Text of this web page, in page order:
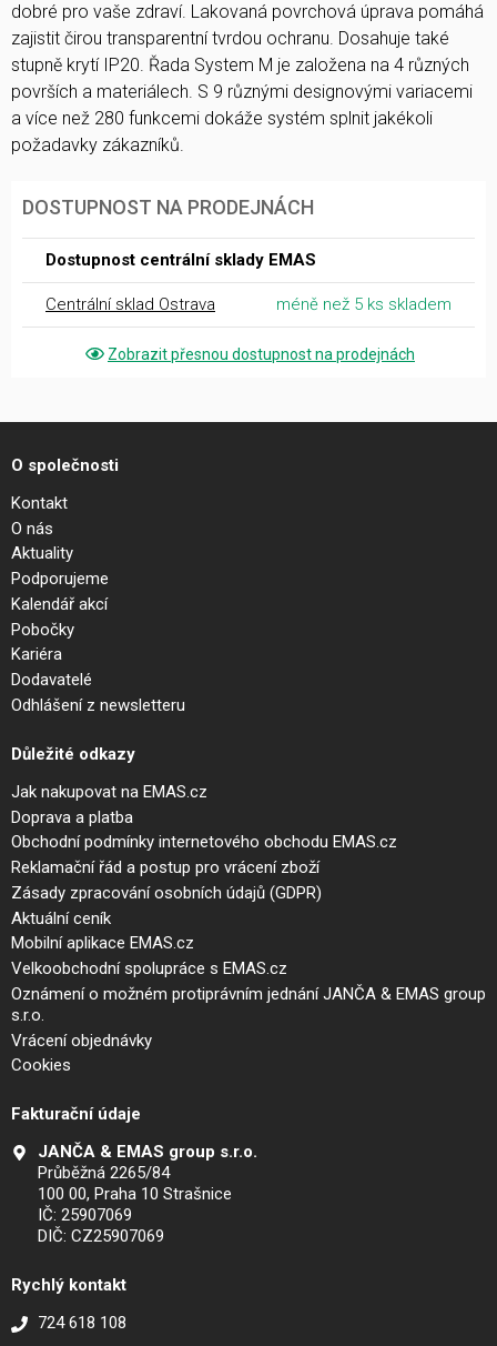
dobré pro vaše zdraví. Lakovaná povrchová úprava pomáhá
zajistit čirou transparentní tvrdou ochranu. Dosahuje také
stupně krytí IP20. Řada System M je založena na 4 různých
površích a materiálech. S 9 různými designovými variacemi
a více než 280 funkcemi dokáže systém splnit jakékoli
požadavky zákazníků.
DOSTUPNOST NA PRODEJNÁCH
Dostupnost centrální sklady EMAS
Centrální sklad Ostrava méně než 5 ks skladem
Zobrazit přesnou dostupnost na prodejnách
O společnosti
Kontakt
O nás
Aktuality
Podporujeme
Kalendář akcí
Pobočky
Kariéra
Dodavatelé
Odhlášení z newsletteru
Důležité odkazy
Jak nakupovat na EMAS.cz
Doprava a platba
Obchodní podmínky internetového obchodu EMAS.cz
Reklamační řád a postup pro vrácení zboží
Zásady zpracování osobních údajů (GDPR)
Aktuální ceník
Mobilní aplikace EMAS.cz
Velkoobchodní spolupráce s EMAS.cz
Oznámení o možném protiprávním jednání JANČA & EMAS group
s.r.o.
Vrácení objednávky
Cookies
Fakturační údaje
JANČA & EMAS group s.r.o.
Průběžná 2265/84
100 00, Praha 10 Strašnice
IČ: 25907069
DIČ: CZ25907069
Rychlý kontakt
724 618 108